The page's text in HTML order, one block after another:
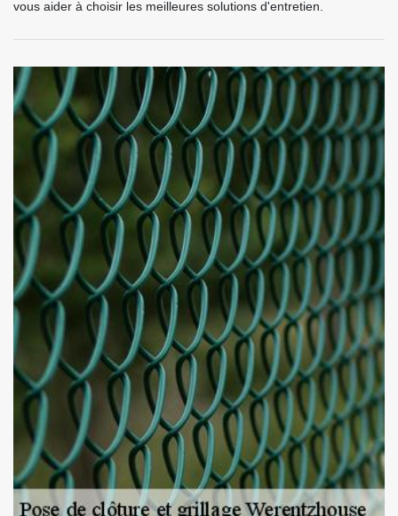
vous aider à choisir les meilleures solutions d'entretien.